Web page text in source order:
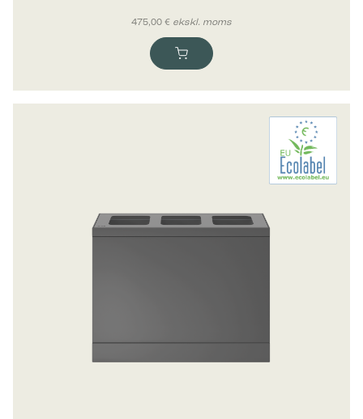
475,00 € ekskl. moms